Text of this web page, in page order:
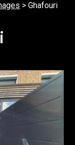
>Ghafouri